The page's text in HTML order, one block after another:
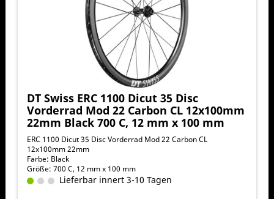
DT Swiss ERC 1100 Dicut 35 Disc
Vorderrad Mod 22 Carbon CL 12x100mm
22mm Black 700 C, 12 mm x 100 mm
ERC 1100 Dicut 35 Disc Vorderrad Mod 22 Carbon CL
12x100mm 22mm
Farbe: Black
Größe: 700 C, 12 mm x 100 mm
Lieferbar innert 3-10 Tagen